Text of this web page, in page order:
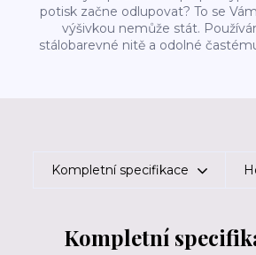
potisk začne odlupovat? To se
výšivkou nemůže stát.
stálobarevné nitě a odolné
Kompletní specifikace
Kompletní